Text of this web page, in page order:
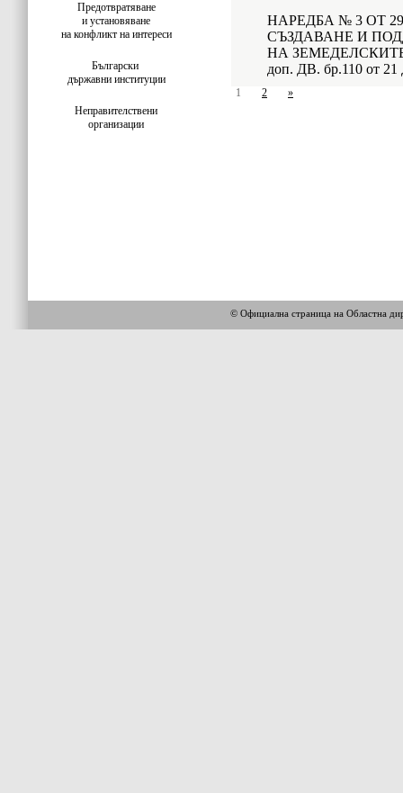
Предотвратяване
и установяване
на конфликт на интереси
Български
държавни институции
Неправителствени
организации
НАРЕДБА № 3 ОТ
СЪЗДАВАНЕ И
НА
доп. ДВ. бр.110 от 21
1 2 »
© Официална страница на